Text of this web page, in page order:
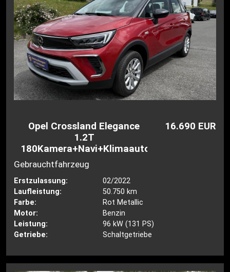
Opel Crossland Elegance
1.2T
180Kamera+Navi+Klimaauto
16.690 EUR
Gebrauchtfahrzeug
Erstzulassung:
02/2022
Laufleistung:
50.750 km
Farbe:
Rot Metallic
Motor:
Benzin
Leistung:
96 kW (131 PS)
Getriebe:
Schaltgetriebe